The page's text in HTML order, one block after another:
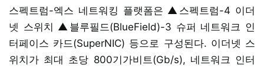
스펙트럼-엑스 네트워킹 플랫폼은 ▲스펙트럼-4 이더
넷 스위치 ▲블루필드(BlueField)-3 슈퍼 네트워크 인
터페이스 카드(SuperNIC) 등으로 구성된다. 이더넷 스
위치가 최대 초당 800기가비트(Gb/s), 네트워크 인터